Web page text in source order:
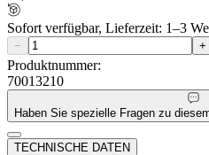
Sofort verfügbar, Lieferzeit: 1–3
− +
Produktnummer:
70013210
Haben Sie spezielle Fragen zu
TECHNISCHE DATEN